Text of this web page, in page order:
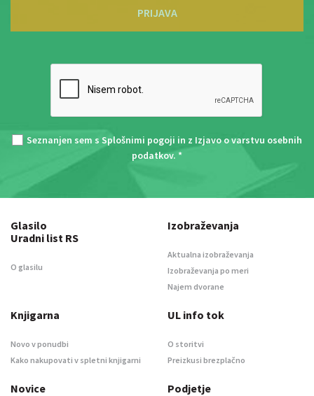
PRIJAVA
Seznanjen sem s Splošnimi pogoji in z Izjavo o varstvu osebnih
podatkov. *
Glasilo
Uradni list RS
O glasilu
Izobraževanja
Aktualna izobraževanja
Izobraževanja po meri
Najem dvorane
Knjigarna
Novo v ponudbi
Kako nakupovati v spletni knjigarni
UL info tok
O storitvi
Preizkusi brezplačno
Novice Podjetje